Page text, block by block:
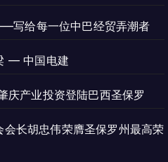
写给每一位中巴经贸弄潮者
— 中国电建
庆产业投资登陆巴西圣保罗
长胡忠伟荣膺圣保罗州最高荣